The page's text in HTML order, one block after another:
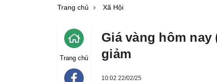
Trang chủ Xã Hội
Trang chủ
Giá vàng hôm
giảm
10:02 22/02/25